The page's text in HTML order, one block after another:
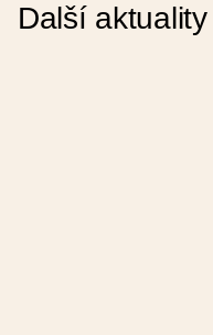
Další aktuality